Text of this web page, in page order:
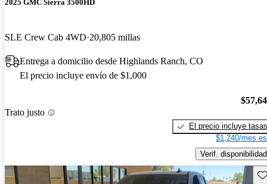
2025 GMC Sierra 3500HD
SLE Crew Cab 4WD 20,805 millas
Entrega a domicilio desde Highlands Ranch, CO
El precio incluye envío de $1,000
Trato justo
El precio incluye tasas
$1,240/mes
Verif. disponibilidad